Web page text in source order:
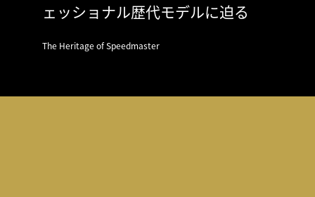
ェッショナル歴代モデルに迫る
The Heritage of Speedmaster